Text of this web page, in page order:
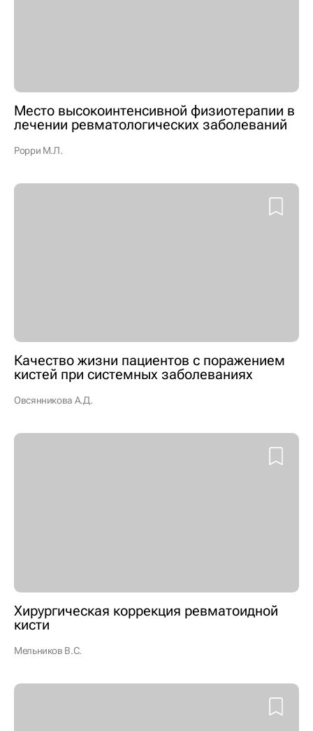
Место высокоинтенсивной физиотерапии в
лечении ревматологических заболеваний
Рорри М.Л.
Качество жизни пациентов с поражением
кистей при системных заболеваниях
Овсянникова А.Д.
Хирургическая коррекция ревматоидной
кисти
Мельников В.С.